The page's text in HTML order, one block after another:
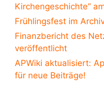
Kirchengeschichte“
Frühlingsfest im
Finanzbericht des
veröffentlicht
APWiki aktualisiert:
für neue Beiträge!